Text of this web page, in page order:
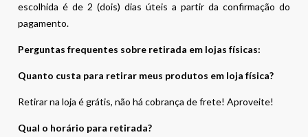
escolhida é de 2 (dois) dias úteis a partir da confirmação do
pagamento.
Perguntas frequentes sobre retirada em lojas físicas:
Quanto custa para retirar meus produtos em loja física?
Retirar na loja é grátis, não há cobrança de frete! Aproveite!
Qual o horário para retirada?